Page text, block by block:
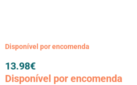
Disponível por encomenda
13.98€
Disponível por encomenda